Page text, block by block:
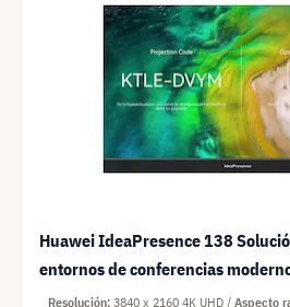
Huawei IdeaPresence 138
entornos de conferencias
Resolución 3840 x 2160 4K UHD Aspecto